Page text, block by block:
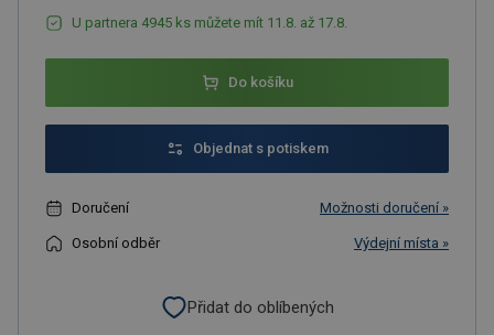
U partnera 4945 ks můžete mít 11.8. až 17.8.
Do košíku
Objednat s potiskem
Doručení Možnosti doručení »
Osobní odběr Výdejní místa »
Přidat do oblíbených